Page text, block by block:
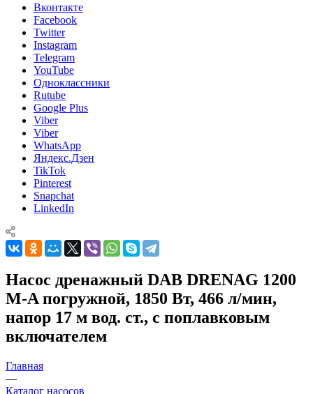
Вконтакте
Facebook
Twitter
Instagram
Telegram
YouTube
Одноклассники
Rutube
Google Plus
Viber
Viber
WhatsApp
Яндекс.Дзен
TikTok
Pinterest
Snapchat
LinkedIn
Насос дренажный DAB DRENAG 1200
M-A погружной, 1850 Вт, 466 л/мин,
напор 17 м вод. ст., с поплавковым
включателем
Главная
—
Каталог насосов